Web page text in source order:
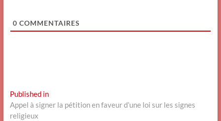
0 COMMENTAIRES
Navigation
de
Published in
Appel à signer la pétition en faveur d’une loi sur les signes
religieux